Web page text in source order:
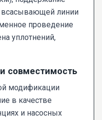
всасывающей линии
проведение
уплотнений,
совместимость
модификации
в качестве
и насосных